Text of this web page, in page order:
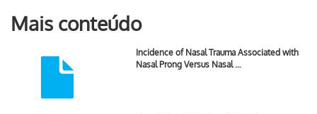
Mais conteúdo
Incidence of Nasal Trauma Associated with
Nasal Prong Versus Nasal …